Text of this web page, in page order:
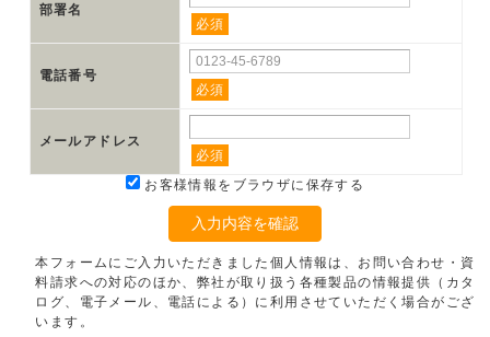
部署名
必須
電話番号
必須
メールアドレス
必須
お客様情報をブラウザに保存する
入力内容を確認
本フォームにご入力いただきました個人情報は、お問い合わせ・資
料請求への対応のほか、弊社が取り扱う各種製品の情報提供（カタ
ログ、電子メール、電話による）に利用させていただく場合がござ
います。